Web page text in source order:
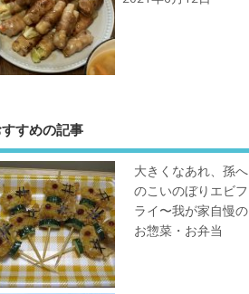
すめの記事
大きくなあれ、孫へ
のこいのぼりエビフ
ライ〜我が家自慢の
お惣菜・お弁当